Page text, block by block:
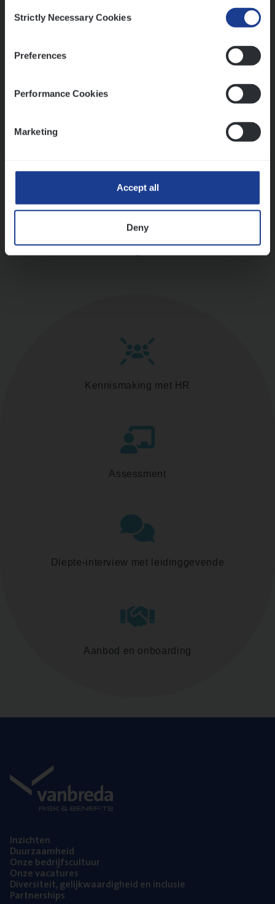
Selection
Strictly Necessary Cookies
Preferences
Performance Cookies
Marketing
Accept all
Deny
Vorige Volgende
Mathias houdt van diepgaande dossiers én droge
Thalia zoekt graag oplossingen, in games én op het
Ons sollicitatieproces
Kennismaking met HR
Assessment
Diepte-interview met leidinggevende
Aanbod en onboarding
Inzich­ten
Duur­zaam­heid
Onze bedrijfs­cul­tuur
Onze vaca­tu­res
Diver­si­teit, gelijk­waar­dig­heid en inclusie
Part­ner­ships